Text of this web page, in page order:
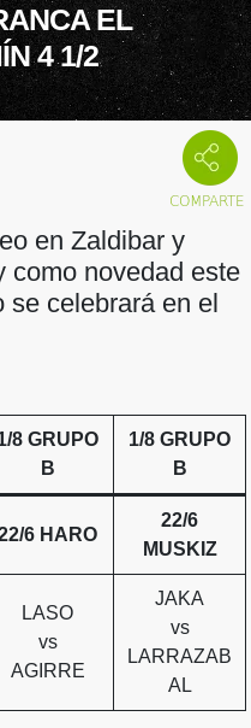
EL
4 1/2
en Zaldibar y
como novedad este
se celebrará en el
8 GRUPO
B
1/8 GRUPO
B
6 HARO
22/6
MUSKIZ
LASO
vs
AGIRRE
JAKA
vs
LARRAZAB
AL